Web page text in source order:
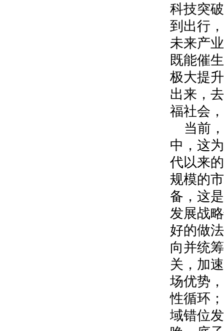
科技突
到出行
未来产
既能催
极大提
出来，
福社会
当前
中，这
代以来
规模的
备，这
发展战
好的做
向并统
关，加
场优势
性循环
域错位